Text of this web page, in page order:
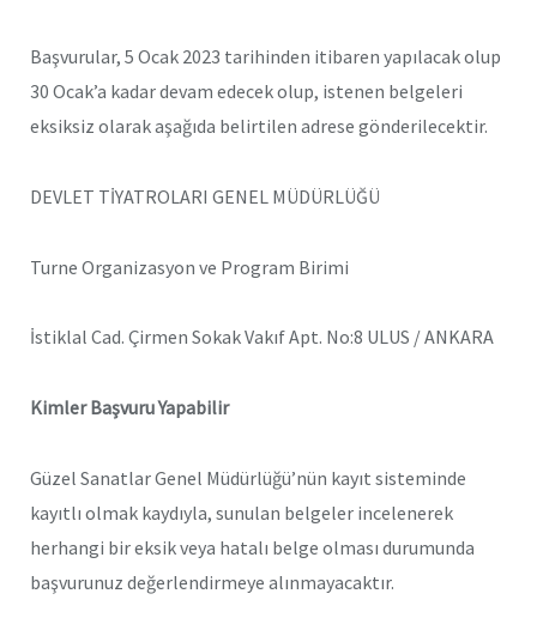
Başvurular, 5 Ocak 2023 tarihinden itibaren yapılacak olup
30 Ocak’a kadar devam edecek olup, istenen belgeleri
eksiksiz olarak aşağıda belirtilen adrese gönderilecektir.
DEVLET TİYATROLARI GENEL MÜDÜRLÜĞÜ
Turne Organizasyon ve Program Birimi
İstiklal Cad. Çirmen Sokak Vakıf Apt. No:8 ULUS / ANKARA
Kimler Başvuru Yapabilir
Güzel Sanatlar Genel Müdürlüğü’nün kayıt sisteminde
kayıtlı olmak kaydıyla, sunulan belgeler incelenerek
herhangi bir eksik veya hatalı belge olması durumunda
başvurunuz değerlendirmeye alınmayacaktır.